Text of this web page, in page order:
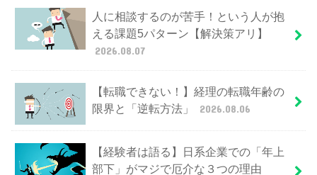
人に相談するのが苦手！という人が抱
える課題5パターン【解決策アリ】
2026.08.07
【転職できない！】経理の転職年齢の
限界と「逆転方法」
2026.08.06
【経験者は語る】日系企業での「年上
部下」がマジで厄介な３つの理由